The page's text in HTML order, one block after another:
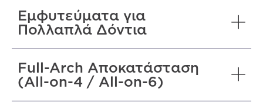
Εμφυτεύματα για
Πολλαπλά Δόντια
Full-Arch Αποκατάσταση
(All-on-4 / All-on-6)